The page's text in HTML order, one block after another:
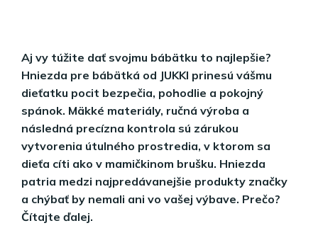
Aj vy túžite dať svojmu bábätku to najlepšie?
Hniezda pre bábätká od JUKKI prinesú vášmu
dieťatku pocit bezpečia, pohodlie a pokojný
spánok. Mäkké materiály, ručná výroba a
následná precízna kontrola sú zárukou
vytvorenia útulného prostredia, v ktorom sa
dieťa cíti ako v mamičkinom brušku. Hniezda
patria medzi najpredávanejšie produkty značky
a chýbať by nemali ani vo vašej výbave. Prečo?
Čítajte ďalej.